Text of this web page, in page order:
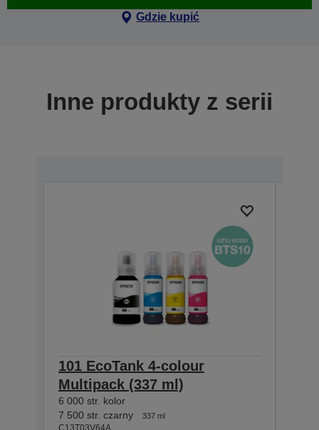
Gdzie kupić
Inne produkty z serii
101 EcoTank 4-colour
Multipack (337 ml)
6 000 str. kolor
7 500 str. czarny
337 ml
C13T03V64A